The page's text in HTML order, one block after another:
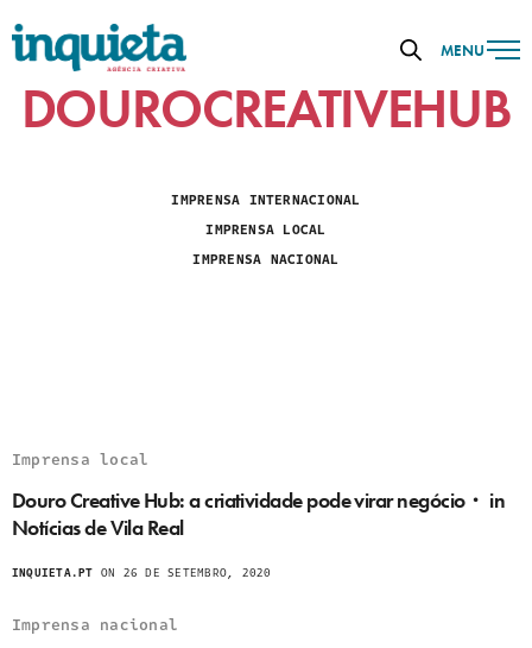
MENU
DOUROCREATIVEHUB
IMPRENSA INTERNACIONAL
IMPRENSA LOCAL
IMPRENSA NACIONAL
Imprensa local
Douro Creative Hub: a criatividade pode virar negócio・ in
Notícias de Vila Real
INQUIETA.PT ON 26 DE SETEMBRO, 2020
Imprensa nacional